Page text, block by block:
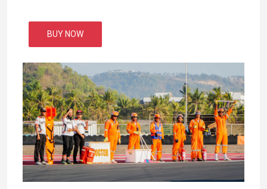
BUY NOW